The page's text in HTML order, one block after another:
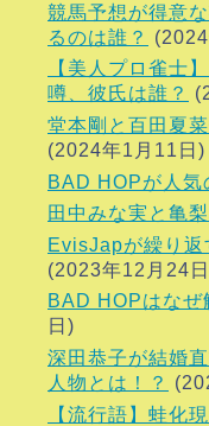
競馬予想が得意
るのは誰？
【美人プロ雀士
噂、彼氏は誰？
堂本剛と百田夏
(2024年1月11日)
BAD HOPが人気
田中みな実と亀
EvisJapが繰り返
(2023年12月24
BAD HOPはなぜ
日)
深田恭子が結婚
人物とは！？
【流行語】蛙化